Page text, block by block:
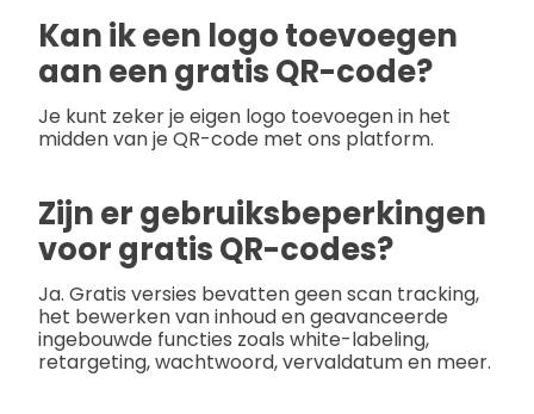
Kan ik een logo toevoegen
aan een gratis QR-code?
Je kunt zeker je eigen logo toevoegen in het
midden van je QR-code met ons platform.
Zijn er gebruiksbeperkingen
voor gratis QR-codes?
Ja. Gratis versies bevatten geen scan tracking,
het bewerken van inhoud en geavanceerde
ingebouwde functies zoals white-labeling,
retargeting, wachtwoord, vervaldatum en meer.